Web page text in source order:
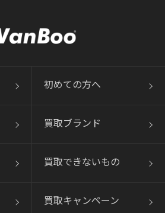
初めての方へ
買取ブランド
買取できないもの
買取キャンペーン